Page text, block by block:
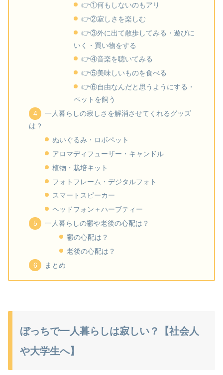
👉①何もしないのもアリ
👉②寂しさを楽しむ
👉③外に出て散歩してみる・遊びに
いく・買い物をする
👉④音楽を聴いてみる
👉⑤美味しいものを食べる
👉⑥自由なんだと思うようにする・
ペットを飼う
一人暮らしの寂しさを解消させてくれるグッズ
は？
ぬいぐるみ・ロボペット
アロマディフューザー・キャンドル
植物・栽培キット
フォトフレーム・デジタルフォト
スマートスピーカー
ヘッドフォン＋ハーブティー
一人暮らしの鬱や老後の心配は？
鬱の心配は？
老後の心配は？
まとめ
ぼっちで一人暮らしは寂しい？【社会人
や大学生へ】